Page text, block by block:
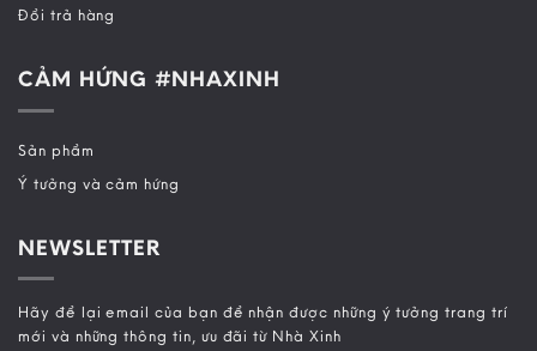
Đổi trả hàng
CẢM HỨNG #NHAXINH
Sản phẩm
Ý tưởng và cảm hứng
NEWSLETTER
Hãy để lại email của bạn để nhận được những ý tưởng trang trí
mới và những thông tin, ưu đãi từ Nhà Xinh